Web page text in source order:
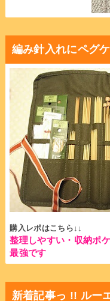
編み針入れにペグ
購入レポはこちら↓↓
整理しやすい・収納ポ
最強です
新着記事っ !! ルー